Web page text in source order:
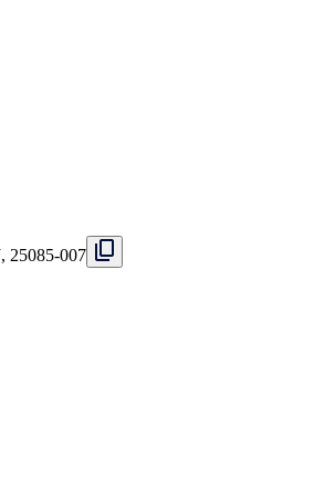
25085-007